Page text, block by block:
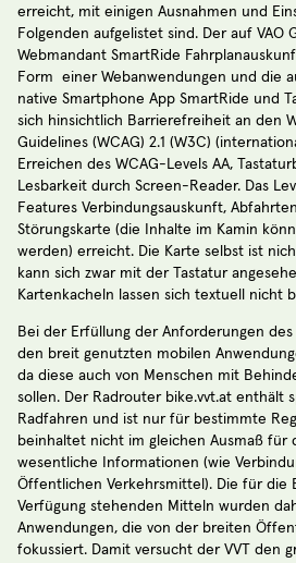
erreicht, mit einigen Ausnahmen und
Folgenden aufgelistet sind. Der auf VAO
Webmandant SmartRide
Form einer Webanwendungen und die
native Smartphone App SmartRide und
sich hinsichtlich Barrierefreiheit an den
Guidelines (WCAG) 2.1 (W3C)
Erreichen des WCAG-Levels AA,
Lesbarkeit durch Screen-Reader. Das
Features Verbindungsauskunft,
Störungskarte (die Inhalte im Kamin
werden) erreicht. Die Karte selbst ist
kann sich zwar mit der Tastatur
Kartenkacheln lassen sich textuell nicht
Bei der Erfüllung der Anforderungen
den breit genutzten mobilen
da diese auch von Menschen mit
sollen. Der Radrouter bike.vvt.at enthält
Radfahren und ist nur für bestimmte
beinhaltet nicht im gleichen Ausmaß für
wesentliche Informationen (wie
Öffentlichen Verkehrsmittel). Die für die
Verfügung stehenden Mitteln wurden
Anwendungen, die von der breiten
fokussiert. Damit versucht der VVT den